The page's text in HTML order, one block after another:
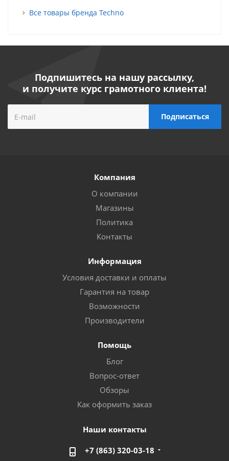
Все товары бренда Techno
Подпишитесь на нашу рассылку,
и получите курс грамотного клиента!
Компания
О компании
Магазины
Политика
Контакты
Информация
Условия доставки и оплаты
Гарантия на товар
Возможности
Производители
Помощь
Блог
Вопрос-ответ
Обзоры
Как оформить заказ
Наши контакты
+7 (863) 320-03-18